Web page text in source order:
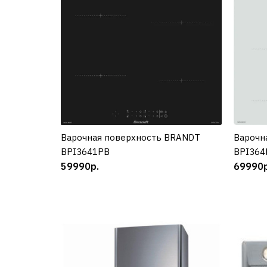
КУПИТЬ
Варочная поверхность BRANDT
BPI3641PB
59990р.